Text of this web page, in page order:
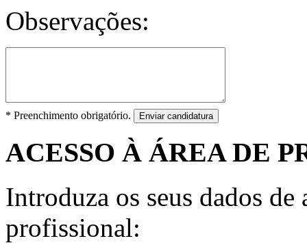
Observações:
* Preenchimento obrigatório. Enviar candidatura
ACESSO À ÁREA DE
Introduza os seus dados de
profissional: